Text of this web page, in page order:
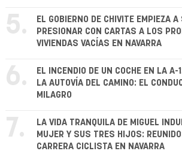
5.
EL GOBIERNO DE CHIVITE EMPIEZA
PRESIONAR CON CARTAS A LOS
VIVIENDAS VACÍAS EN NAVARRA
6.
EL INCENDIO DE UN COCHE EN LA A-
LA AUTOVÍA DEL CAMINO: EL
MILAGRO
7.
LA VIDA TRANQUILA DE MIGUEL
MUJER Y SUS TRES HIJOS:
CARRERA CICLISTA EN NAVARRA